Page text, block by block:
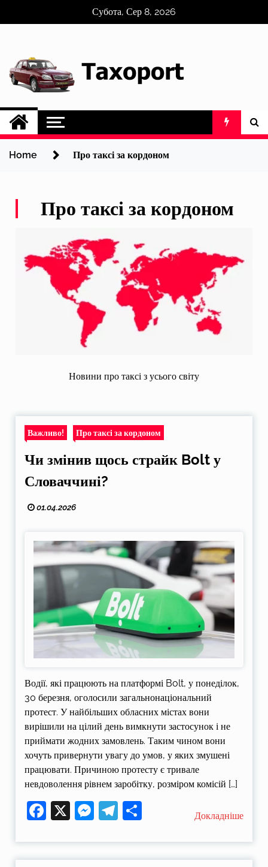
Субота, Сер 8, 2026
Home Про таксі за кордоном
Про таксі за кордоном
Новини про таксі з усього світу
Важливо! Про таксі за кордоном
Чи змінив щось страйк Bolt у
Словаччині?
01.04.2026
Водії, які працюють на платформі Bolt, у понеділок,
30 березня, оголосили загальнонаціональний
протест. У найбільших обласних містах вони
вирішили на цілий день вимкнути застосунок і не
приймати жодних замовлень. Таким чином вони
хочуть привернути увагу до умов, у яких змушені
працювати. Причиною протесту є тривале
невдоволення рівнем заробітку, розміром комісій […]
Facebook
X Messenger
Telegram
Поділитися
Докладніше